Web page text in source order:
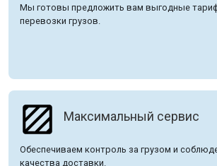
Мы готовы предложить вам выгодные
перевозки грузов.
Максимальный сервис
Обеспечиваем контроль за грузом и
качества доставки.